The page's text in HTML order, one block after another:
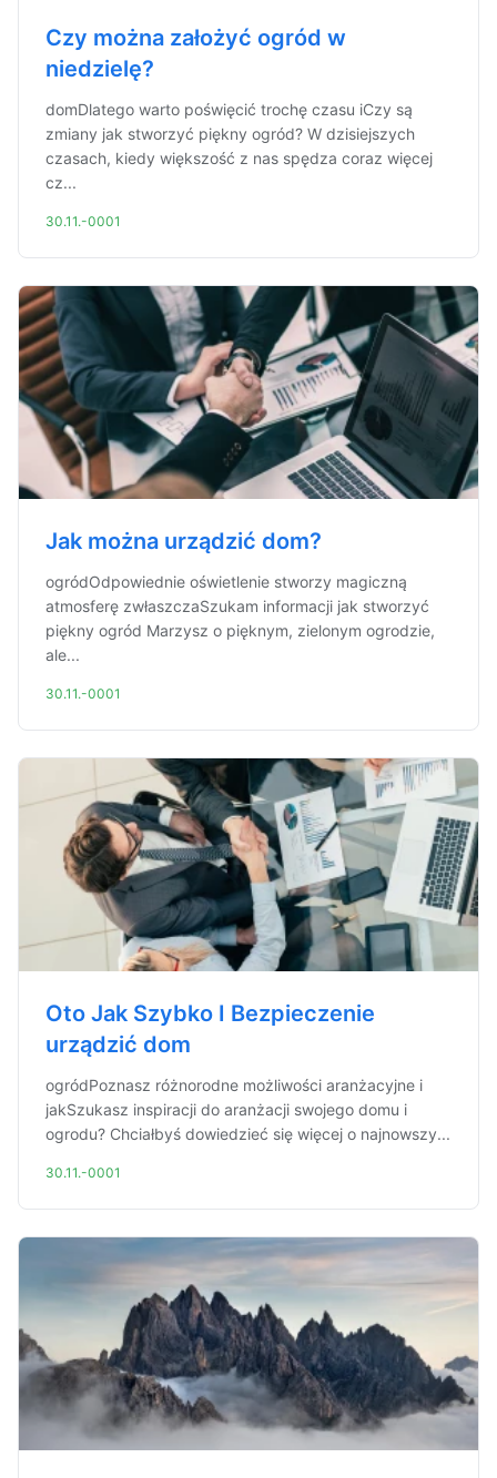
Czy można założyć ogród w
niedzielę?
domDlatego warto poświęcić trochę czasu iCzy są
zmiany jak stworzyć piękny ogród? W dzisiejszych
czasach, kiedy większość z nas spędza coraz więcej
cz...
30.11.-0001
Jak można urządzić dom?
ogródOdpowiednie oświetlenie stworzy magiczną
atmosferę zwłaszczaSzukam informacji jak stworzyć
piękny ogród Marzysz o pięknym, zielonym ogrodzie,
ale...
30.11.-0001
Oto Jak Szybko I Bezpieczenie
urządzić dom
ogródPoznasz różnorodne możliwości aranżacyjne i
jakSzukasz inspiracji do aranżacji swojego domu i
ogrodu? Chciałbyś dowiedzieć się więcej o najnowszy...
30.11.-0001